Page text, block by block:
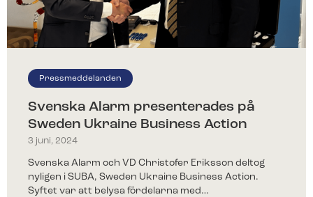
Pressmeddelanden
Svenska Alarm presenterades på
Sweden Ukraine Business Action
3 juni, 2024
Svenska Alarm och VD Christofer Eriksson deltog
nyligen i SUBA, Sweden Ukraine Business Action.
Syftet var att belysa fördelarna med…